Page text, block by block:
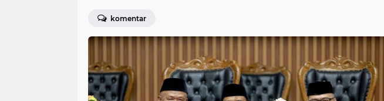
komentar